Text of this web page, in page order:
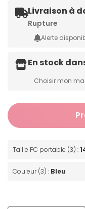
Livraison à
Rupture
Alerte
En stock
Choisir mon
Taille PC portable (3) :
Couleur (3) : Bleu